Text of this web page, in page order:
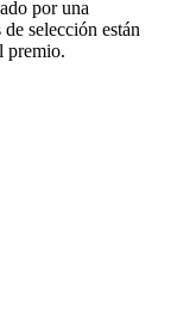
por una
selección están
premio.